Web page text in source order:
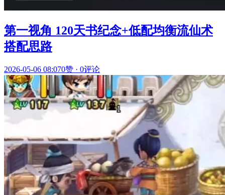
第一视角 120天书纪念+低配均衡流仙术
搭配思路
2026-05-06 08:070赞 · 0评论